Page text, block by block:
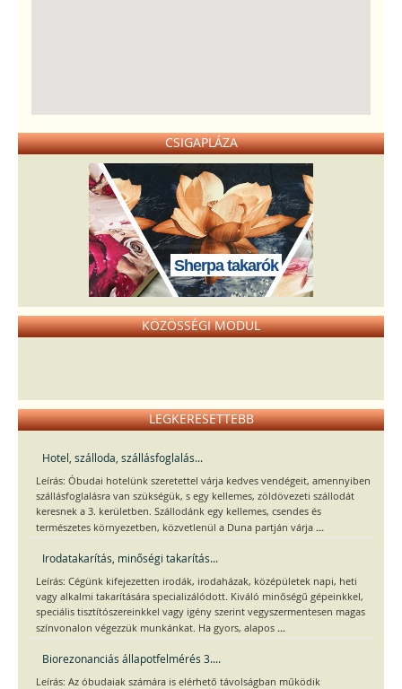
CSIGAPLÁZA
Sherpa takarók
KÖZÖSSÉGI MODUL
LEGKERESETTEBB
Hotel, szálloda, szállásfoglalás...
Leírás: Óbudai hotelünk szeretettel várja kedves vendégeit, amennyiben
szállásfoglalásra van szükségük, s egy kellemes, zöldövezeti szállodát
keresnek a 3. kerületben. Szállodánk egy kellemes, csendes és
természetes környezetben, közvetlenül a Duna partján várja ...
Irodatakarítás, minőségi takarítás...
Leírás: Cégünk kifejezetten irodák, irodaházak, középületek napi, heti
vagy alkalmi takarítására specializálódott. Kiváló minőségű gépeinkkel,
speciális tisztítószereinkkel vagy igény szerint vegyszermentesen magas
színvonalon végezzük munkánkat. Ha gyors, alapos ...
Biorezonanciás állapotfelmérés 3....
Leírás: Az óbudaiak számára is elérhető távolságban működik